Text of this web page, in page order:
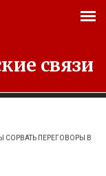
связи
ПЕРЕГОВОРЫ В